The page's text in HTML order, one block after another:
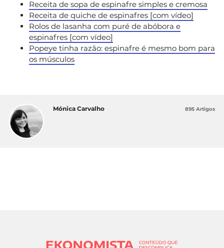
Receita de sopa de espinafre simples e cremosa
Receita de quiche de espinafres [com vídeo]
Rolos de lasanha com puré de abóbora e
espinafres [com vídeo]
Popeye tinha razão: espinafre é mesmo bom para
os músculos
Mónica Carvalho 895 Artigos